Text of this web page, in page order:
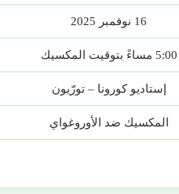
16 نوفمبر 2025
5:00 مساءً بتوقيت المكسيك
إستاديو كورونا – تورّيون
المكسيك ضد الأوروغواي